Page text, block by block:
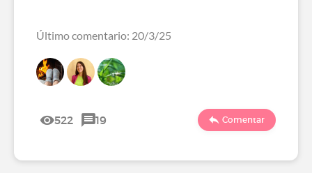
Último comentario: 20/3/25
522 19 Comentar